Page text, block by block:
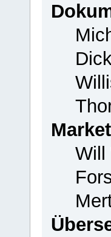
Will